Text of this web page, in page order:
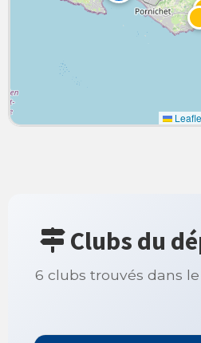
Clubs du
6 clubs trouvés dans